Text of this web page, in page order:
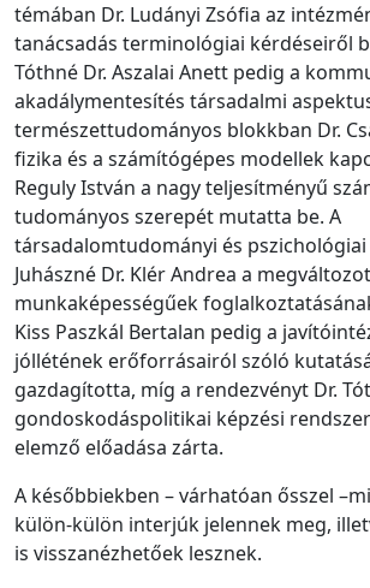
témában Dr. Ludányi Zsófia az
tanácsadás terminológiai kérdéseiről
Tóthné Dr. Aszalai Anett pedig a
akadálymentesítés társadalmi
természettudományos blokkban Dr.
fizika és a számítógépes modellek
Reguly István a nagy teljesítményű
tudományos szerepét mutatta be. A
társadalomtudományi és
Juhászné Dr. Klér Andrea a
munkaképességűek
Kiss Paszkál Bertalan pedig a
jóllétének erőforrásairól szóló
gazdagította, míg a rendezvényt Dr.
gondoskodáspolitikai képzési
elemző előadása zárta.
A későbbiekben – várhatóan ősszel
külön-külön interjúk jelennek meg,
is visszanézhetőek lesznek.